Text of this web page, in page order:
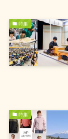
特集
特集